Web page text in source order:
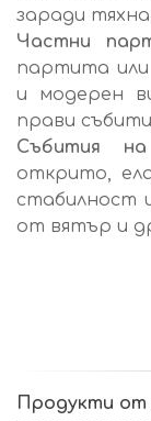
заради
Частни
партита или
и модерен
прави
Събития
открито,
стабилност
от вятър и
Продукти от